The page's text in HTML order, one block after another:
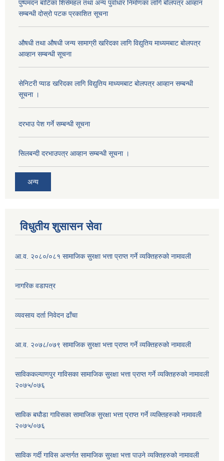
पुष्पमदन बाटिका शिर्समहल तथा अन्य पुर्वाधार निर्माणका लागि बोलपत्र आव्हान
सम्बन्धी दोस्रो पटक प्रकाशित सूचना
औषधी तथा औषधी जन्य सामाग्री खरिदका लागि विद्युतिय माध्यमबाट बोलपत्र
आव्हान सम्बन्धी सूचना
सेनिटरी प्याड खरिदका लागि विद्युतिय माध्यमबाट बोलपत्र आव्हान सम्बन्धी
सूचना ।
दरभाउ पेश गर्ने सम्बन्धी सूचना
सिलबन्दी दरभाउपत्र आव्हान सम्बन्धी सूचना ।
अन्य
विधुतीय शुसासन सेवा
आ.व. २०८०/०८१ सामाजिक सुरक्षा भत्ता प्राप्त गर्ने व्यक्तिहरुको नामावली
नागरिक वडापत्र
व्यवसाय दर्ता निवेदन ढाँचा
आ.व. २०७८/०७९ सामाजिक सुरक्षा भत्ता प्राप्त गर्ने व्यक्तिहरुको नामावली
साविककल्याणपुर गाविसका सामाजिक सुरक्षा भत्ता प्राप्त गर्ने व्यक्तिहरुको नामावली
२०७५/०७६
साविक बघौडा गाविसका सामाजिक सुरक्षा भत्ता प्राप्त गर्ने व्यक्तिहरुको नामावली
२०७५/०७६
साविक गर्दी गाविस अन्तर्गत सामाजिक सुरक्षा भत्ता पाउने व्यक्तिहरुको नामावली